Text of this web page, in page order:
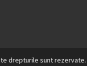
drepturile sunt rezervate.